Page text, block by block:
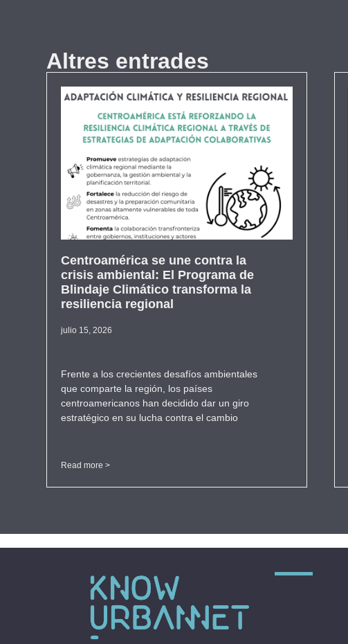
Altres entrades
Centroamérica se une contra la
crisis ambiental: El Programa de
Blindaje Climático transforma la
resiliencia regional
julio 15, 2026
Frente a los crecientes desafíos ambientales
que comparte la región, los países
centroamericanos han decidido dar un giro
estratégico en su lucha contra el cambio
Read more >